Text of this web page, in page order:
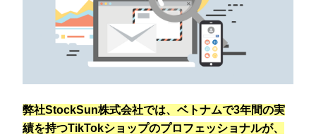
弊社StockSun株式会社では、ベトナムで3年間の実
績を持つTikTokショップのプロフェッショナルが、